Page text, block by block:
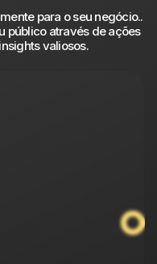
para o seu negócio..
público através de ações
valiosos.